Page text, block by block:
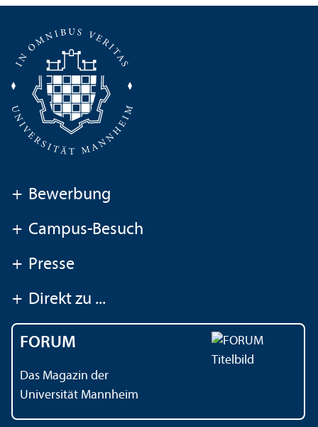
+ Bewerbung
+ Campus-Besuch
+ Presse
+ Direkt zu ...
FORUM
Das Magazin der
Universität Mannheim